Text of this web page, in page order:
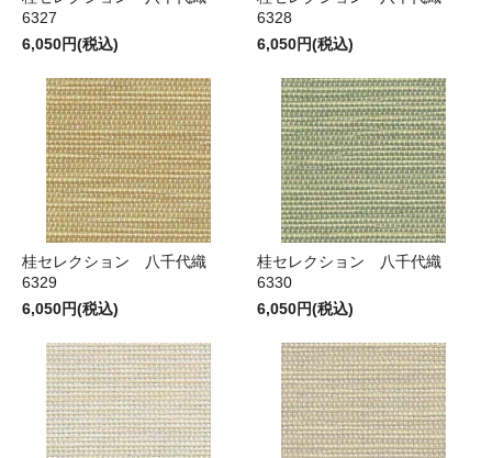
6327
6,050円(税込)
6328
6,050円(税込)
桂セレクション 八千代織
6329
6,050円(税込)
桂セレクション 八千代織
6330
6,050円(税込)